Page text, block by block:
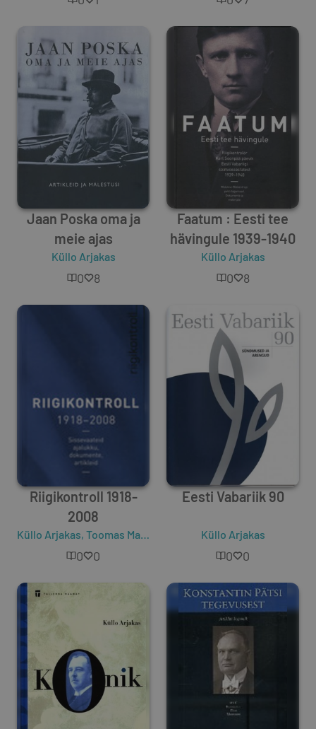
Jaan Poska oma ja
meie ajas
Küllo Arjakas
0 8
Faatum : Eesti tee
hävingule 1939-1940
Küllo Arjakas
0 8
Riigikontroll 1918-
2008
Küllo Arjakas, Toomas Mattson
0 0
Eesti Vabariik 90
Küllo Arjakas
0 0